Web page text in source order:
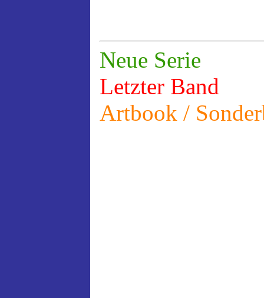
Neue Serie
Letzter Band
Artbook /